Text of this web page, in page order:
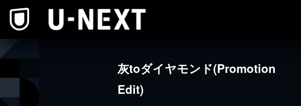
灰toダイヤモンド(Promotion
Edit)